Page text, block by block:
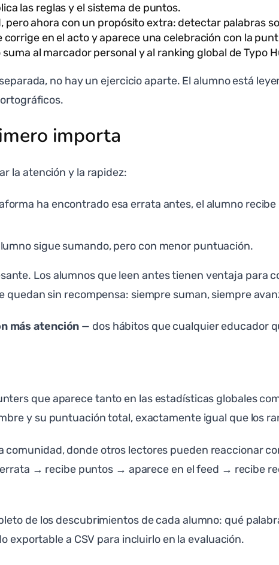
las reglas y el sistema de puntos.
ahora con un propósito extra: detectar palabras
corrige en el acto y aparece una celebración con la
al marcador personal y al ranking global de Typo
no hay un ejercicio aparte. El alumno está
importa
la atención y la rapidez:
ha encontrado esa errata antes, el alumno
sigue sumando, pero con menor puntuación.
Los alumnos que leen antes tienen ventaja para
sin recompensa: siempre suman, siempre
más atención — dos hábitos que cualquier educador
que aparece tanto en las estadísticas globales
y su puntuación total, exactamente igual que los
comunidad, donde otros lectores pueden reaccionar
→ recibe puntos → aparece en el feed → recibe
de los descubrimientos de cada alumno: qué
exportable a CSV para incluirlo en la evaluación.